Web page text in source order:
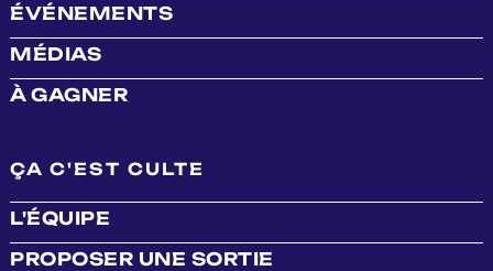
ÉVÉNEMENTS
MÉDIAS
À GAGNER
ÇA C'EST CULTE
L'ÉQUIPE
PROPOSER UNE SORTIE